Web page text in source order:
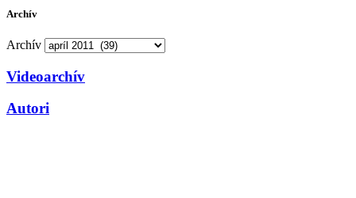
Archív
Archív
Videoarchív
Autori